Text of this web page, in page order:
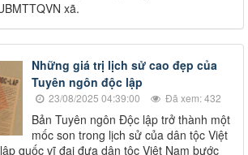
xã.
Những giá trị lịch sử cao đẹp của
Tuyên ngôn độc lập
23/08/2025 04:39:00 Đã xem: 432
Bản Tuyên ngôn Độc lập trở thành một
mốc son trong lịch sử của dân tộc Việt
quốc vĩ đại đưa dân tộc Việt Nam bước